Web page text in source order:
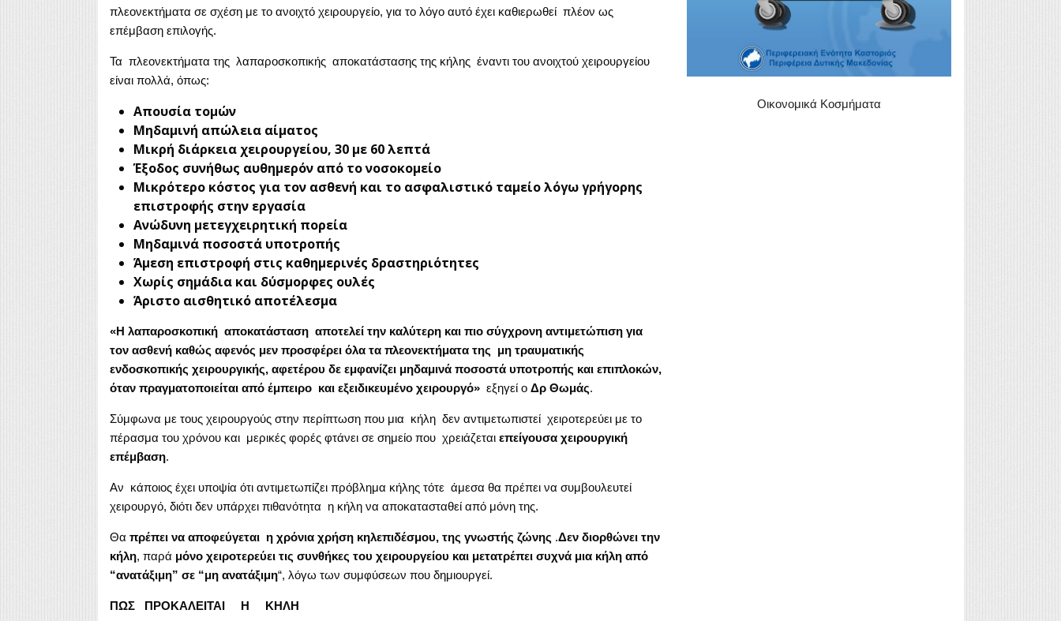
πλεονεκτήματα σε σχέση με το ανοιχτό χειρουργείο, για το λόγο αυτό έχει καθιερωθεί πλέον ως
επέμβαση επιλογής.
Τα πλεονεκτήματα της λαπαροσκοπικής αποκατάστασης της κήλης έναντι του ανοιχτού χειρουργείου
είναι πολλά, όπως:
Απουσία τομών
Μηδαμινή απώλεια αίματος
Μικρή διάρκεια χειρουργείου, 30 με 60 λεπτά
Έξοδος συνήθως αυθημερόν από το νοσοκομείο
Μικρότερο κόστος για τον ασθενή και το ασφαλιστικό ταμείο λόγω γρήγορης
επιστροφής στην εργασία
Ανώδυνη μετεγχειρητική πορεία
Μηδαμινά ποσοστά υποτροπής
Άμεση επιστροφή στις καθημερινές δραστηριότητες
Χωρίς σημάδια και δύσμορφες ουλές
Άριστο αισθητικό αποτέλεσμα
«Η λαπαροσκοπική αποκατάσταση αποτελεί την καλύτερη και πιο σύγχρονη αντιμετώπιση για
τον ασθενή καθώς αφενός μεν προσφέρει όλα τα πλεονεκτήματα της μη τραυματικής
ενδοσκοπικής χειρουργικής, αφετέρου δε εμφανίζει μηδαμινά ποσοστά υποτροπής και επιπλοκών,
όταν πραγματοποιείται από έμπειρο και εξειδικευμένο χειρουργό» εξηγεί ο Δρ Θωμάς.
Σύμφωνα με τους χειρουργούς στην περίπτωση που μια κήλη δεν αντιμετωπιστεί χειροτερεύει με το
πέρασμα του χρόνου και μερικές φορές φτάνει σε σημείο που χρειάζεται επείγουσα χειρουργική
επέμβαση.
Αν κάποιος έχει υποψία ότι αντιμετωπίζει πρόβλημα κήλης τότε άμεσα θα πρέπει να συμβουλευτεί
χειρουργό, διότι δεν υπάρχει πιθανότητα η κήλη να αποκατασταθεί από μόνη της.
Θα πρέπει να αποφεύγεται η χρόνια χρήση κηλεπιδέσμου, της γνωστής ζώνης .Δεν διορθώνει την
κήλη, παρά μόνο χειροτερεύει τις συνθήκες του χειρουργείου και μετατρέπει συχνά μια κήλη από
“ανατάξιμη” σε “μη ανατάξιμη“, λόγω των συμφύσεων που δημιουργεί.
ΠΩΣ ΠΡΟΚΑΛΕΙΤΑΙ Η ΚΗΛΗ
Οικονομικά Κοσμήματα